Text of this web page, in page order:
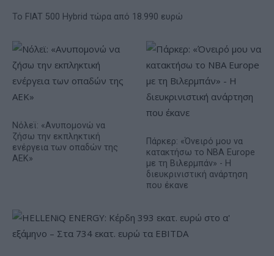
Το FIAT 500 Hybrid τώρα από 18.990 ευρώ
Νόλεϊ: «Ανυπομονώ να
ζήσω την εκπληκτική
ενέργεια των οπαδών της
ΑΕΚ»
Πάρκερ: «Όνειρό μου να
κατακτήσω το ΝΒΑ Europe
με τη Βιλερμπάν» - Η
διευκρινιστική ανάρτηση
που έκανε